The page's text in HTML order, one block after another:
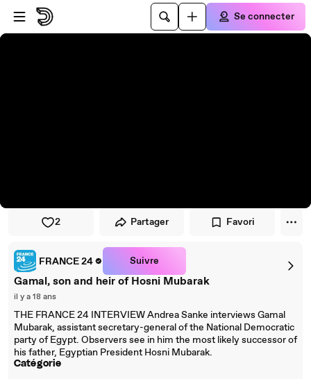
Passer au player
Passer au contenu principal
Se connecter
2 Partager Favori
FRANCE 24 Suivre
Gamal, son and heir of Hosni Mubarak
il y a 18 ans
THE FRANCE 24 INTERVIEW Andrea Sanke interviews Gamal
Mubarak, assistant secretary-general of the National Democratic
party of Egypt. Observers see in him the most likely successor of
his father, Egyptian President Hosni Mubarak.
Catégorie